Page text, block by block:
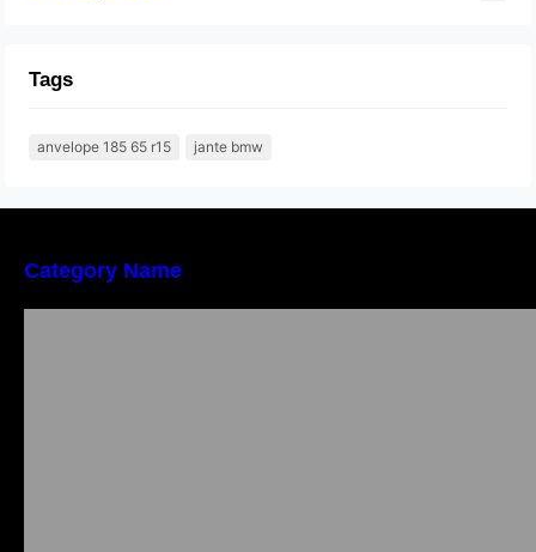
Tags
anvelope 185 65 r15 jante bmw
Category Name